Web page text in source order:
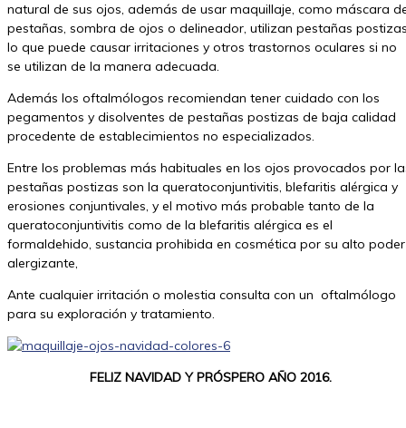
natural de sus ojos, además de usar maquillaje, como máscara
pestañas, sombra de ojos o delineador, utilizan pestañas
lo que puede causar irritaciones y otros trastornos oculares si no
se utilizan de la manera adecuada.
Además los oftalmólogos recomiendan tener cuidado con los
pegamentos y disolventes de pestañas postizas de baja calidad
procedente de establecimientos no especializados.
Entre los problemas más habituales en los ojos provocados por
pestañas postizas son la queratoconjuntivitis, blefaritis alérgica y
erosiones conjuntivales, y el motivo más probable tanto de la
queratoconjuntivitis como de la blefaritis alérgica es el
formaldehido, sustancia prohibida en cosmética por su alto poder
alergizante,
Ante cualquier irritación o molestia consulta con un oftalmólogo
para su exploración y tratamiento.
FELIZ NAVIDAD Y PRÓSPERO AÑO 2016.